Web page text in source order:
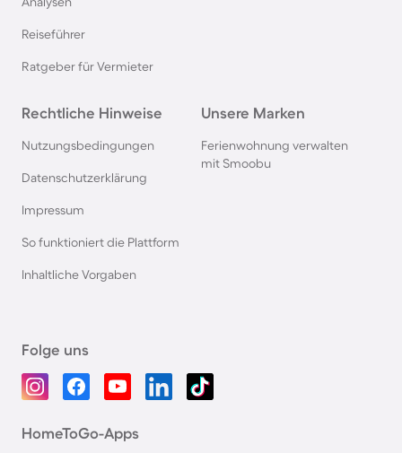
Reiseführer
Ratgeber für Vermieter
Rechtliche Hinweise
Nutzungsbedingungen
Datenschutzerklärung
Impressum
So funktioniert die Plattform
Inhaltliche Vorgaben
Unsere Marken
Ferienwohnung verwalten
mit Smoobu
Folge uns
HomeToGo-Apps